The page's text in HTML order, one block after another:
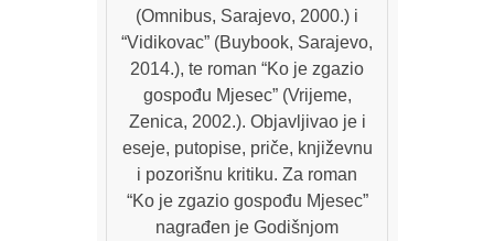
(Omnibus, Sarajevo, 2000.) i
“Vidikovac” (Buybook, Sarajevo,
2014.), te roman “Ko je zgazio
gospođu Mjesec” (Vrijeme,
Zenica, 2002.). Objavljivao je i
eseje, putopise, priče, književnu
i pozorišnu kritiku. Za roman
“Ko je zgazio gospođu Mjesec”
nagrađen je Godišnjom